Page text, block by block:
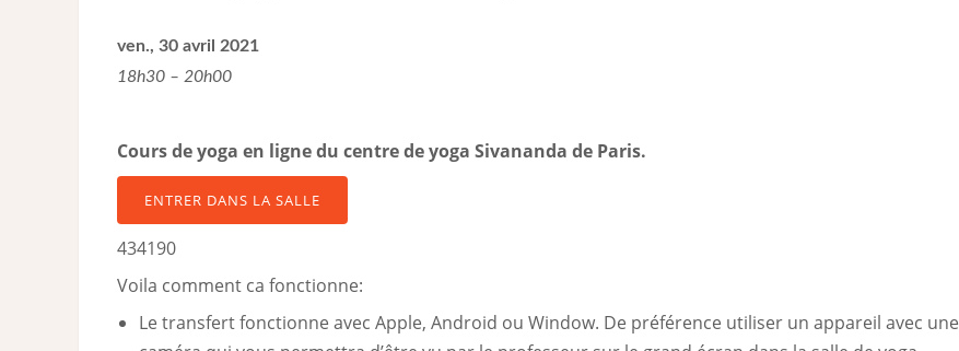
ven., 30 avril 2021
18h30 – 20h00
Cours de yoga en ligne du centre de yoga Sivananda de Paris.
ENTRER DANS LA SALLE
434190
Voila comment ca fonctionne:
Le transfert fonctionne avec Apple, Android ou Window. De préférence utiliser un appareil avec une